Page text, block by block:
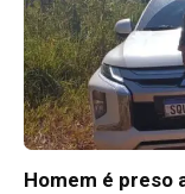
Homem é preso